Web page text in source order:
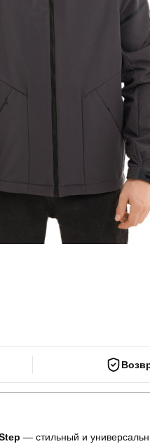
Літні комплекти
— стильный и